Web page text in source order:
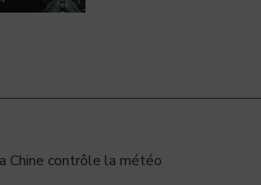
Chine contrôle la météo